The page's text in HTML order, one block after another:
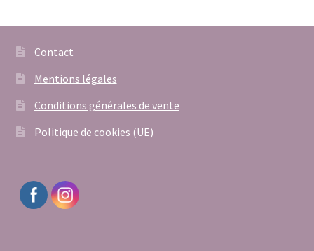
Contact
Mentions légales
Conditions générales de vente
Politique de cookies (UE)